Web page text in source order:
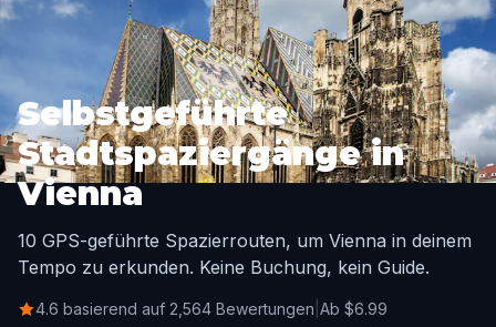
Selbstgeführte
Stadtspaziergänge in
Vienna
10 GPS-geführte Spazierrouten, um Vienna in deinem
Tempo zu erkunden. Keine Buchung, kein Guide.
4.6 basierend auf 2,564 Bewertungen Ab $6.99